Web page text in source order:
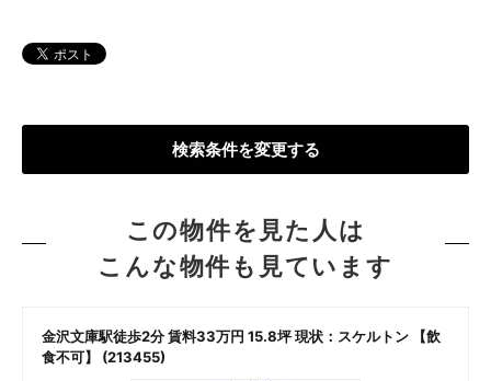
検索条件を変更する
この物件を見た人は
こんな物件も見ています
金沢文庫駅徒歩2分 賃料33万円 15.8坪 現状：スケルトン 【飲
食不可】 (213455)